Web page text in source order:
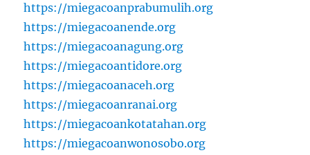
https://miegacoanprabumulih.org
https://miegacoanende.org
https://miegacoanagung.org
https://miegacoantidore.org
https://miegacoanaceh.org
https://miegacoanranai.org
https://miegacoankotatahan.org
https://miegacoanwonosobo.org